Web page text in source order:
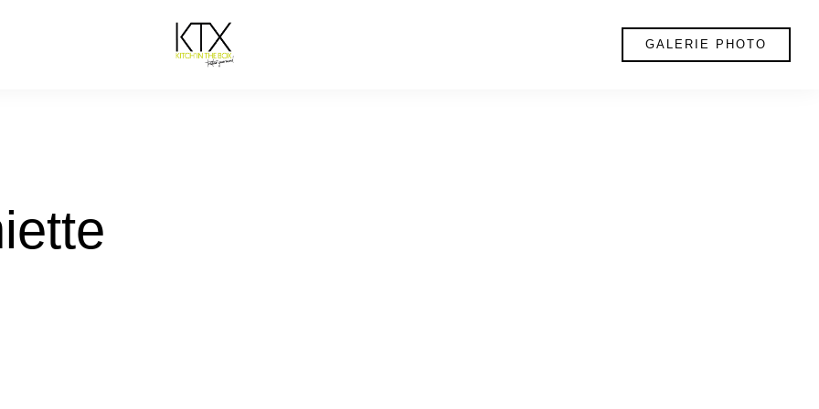
GALERIE PHOTO